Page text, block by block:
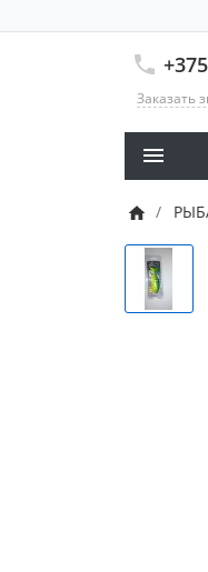
Заказать